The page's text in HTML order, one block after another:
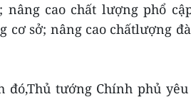
nâng cao chất lượng phổ
cơ sở; nâng cao chấtlượng
đó,Thủ tướng Chính phủ